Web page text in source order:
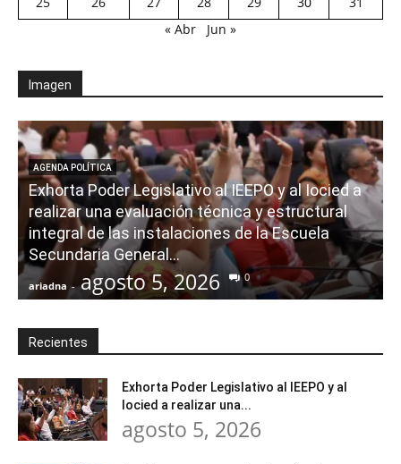
« Abr
Jun »
Imagen
AGENDA POLÍTICA
Exhorta Poder Legislativo al IEEPO y al Iocied a
realizar una evaluación técnica y estructural
integral de las instalaciones de la Escuela
Secundaria General...
ariadna - agosto 5, 2026 0
Recientes
Exhorta Poder Legislativo al IEEPO y al
Iocied a realizar una...
agosto 5, 2026